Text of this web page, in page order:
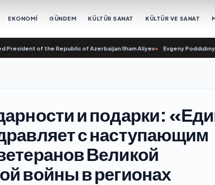
EKONOMİ GÜNDEM KÜLTÜR SANAT KÜLTÜR VE SANAT
of the Republic of Azerbaijan Ilham Aliyev• Evgeny Poddubny,
и подарки:
с наступающим
Великой
войны в регионах